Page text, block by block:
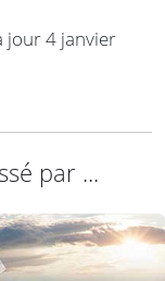
jour4 janvier
par ...